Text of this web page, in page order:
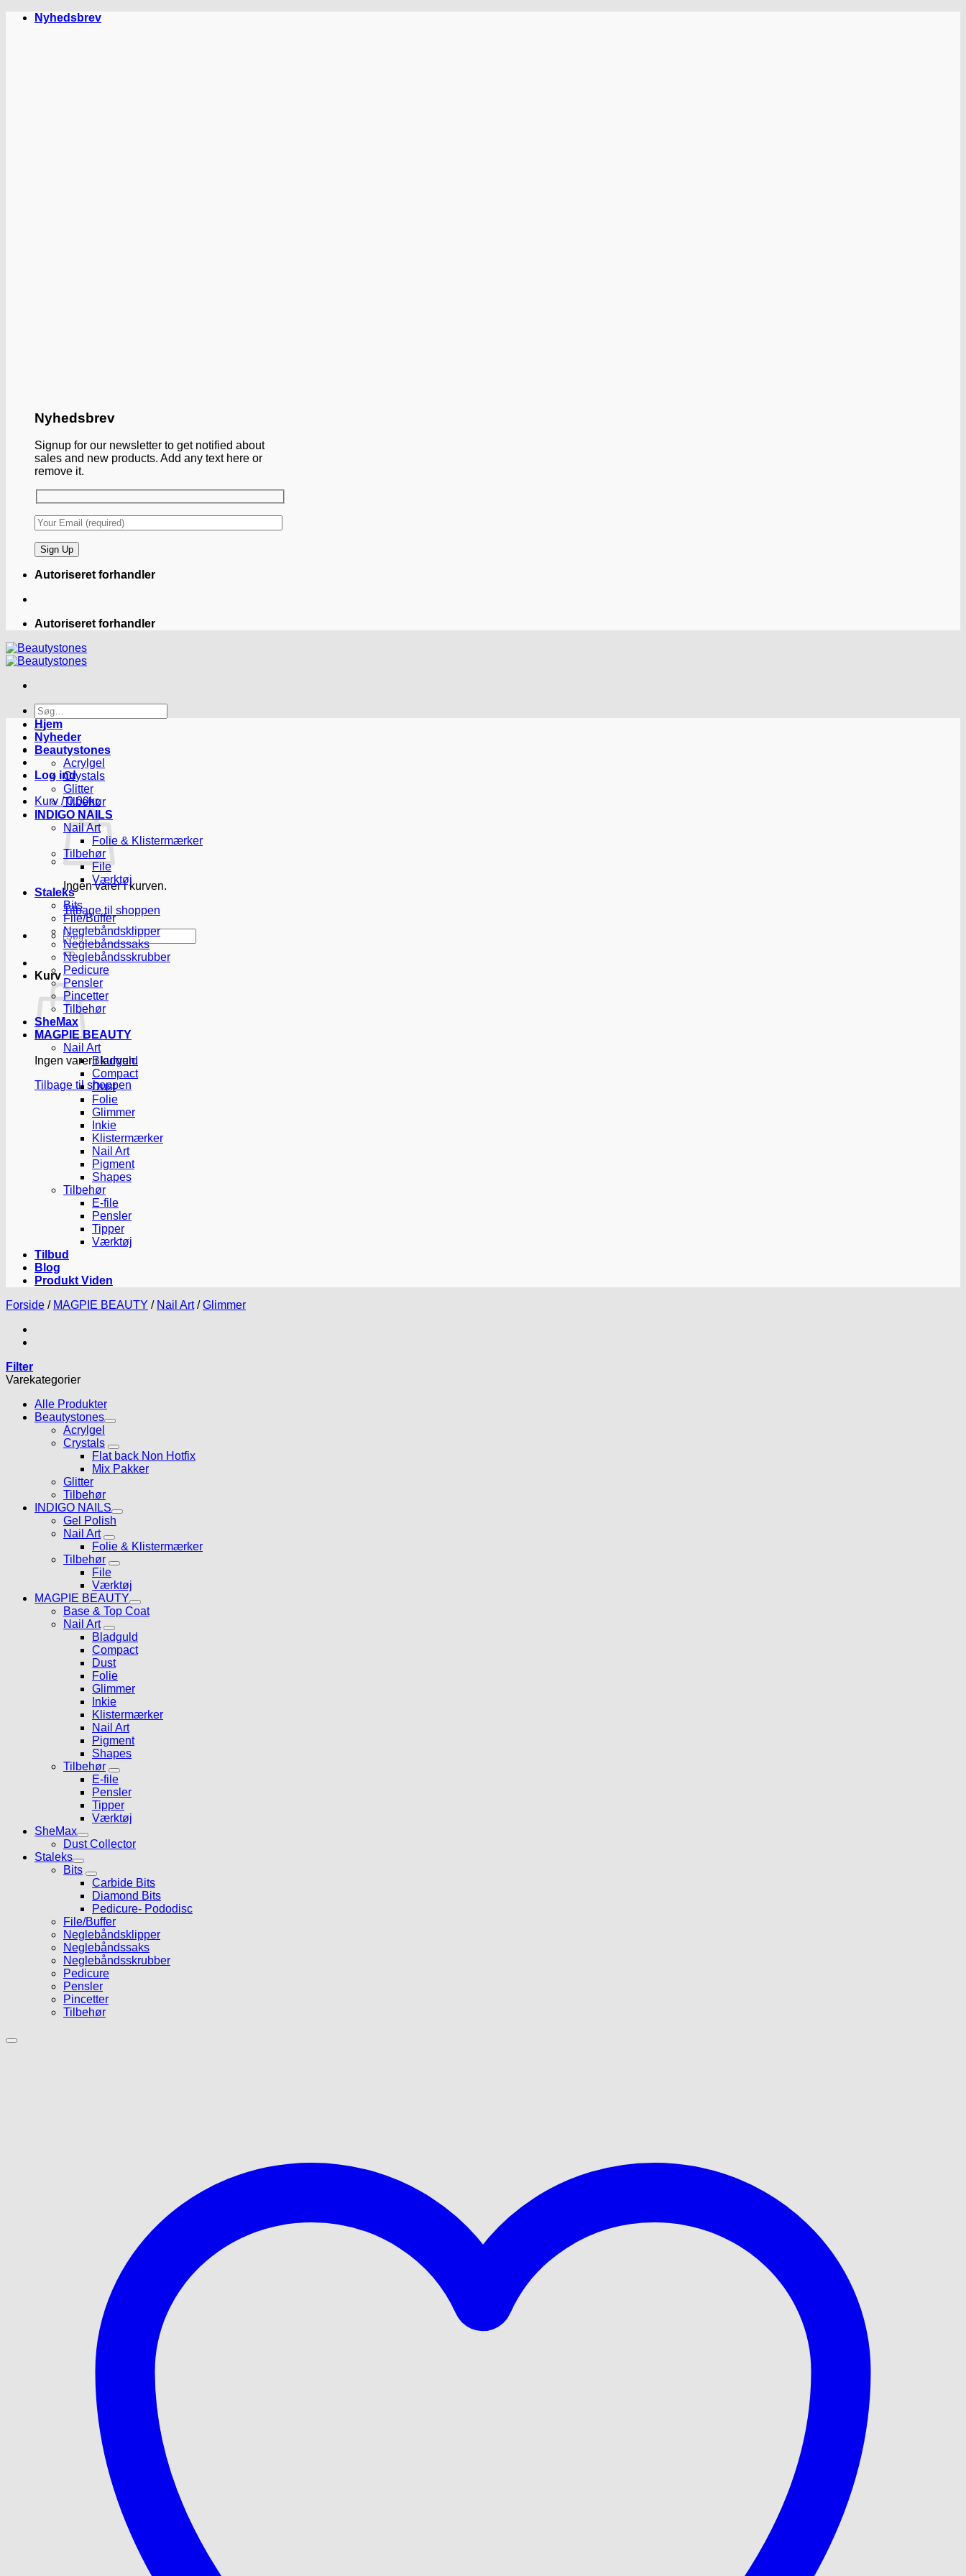
FortsætNyhedsbrev
Nyhedsbrev
Signup for our newsletter to get notified about
sales and new products. Add any text here or
remove it.
Autoriseret forhandler
Autoriseret forhandler
Søg
efter:
Log ind
Kurv /0.00kr.
Ingen varer i kurven.
Tilbage til shoppen
Søg
efter:
Kurv
Ingen varer i kurven.
Tilbage til shoppen
Hjem
Nyheder
Beautystones
Acrylgel
Crystals
Glitter
Tilbehør
INDIGO NAILS
Nail Art
Folie & Klistermærker
Tilbehør
File
Værktøj
Staleks
Bits
File/Buffer
Neglebåndsklipper
Neglebåndssaks
Neglebåndsskrubber
Pedicure
Pensler
Pincetter
Tilbehør
SheMax
MAGPIE BEAUTY
Nail Art
Bladguld
Compact
Dust
Folie
Glimmer
Inkie
Klistermærker
Nail Art
Pigment
Shapes
Tilbehør
E-file
Pensler
Tipper
Værktøj
Tilbud
Blog
Produkt Viden
Forside / MAGPIE BEAUTY / Nail Art / Glimmer
Filter
Varekategorier
Alle Produkter
Beautystones
Acrylgel
Crystals
Flat back Non Hotfix
Mix Pakker
Glitter
Tilbehør
INDIGO NAILS
Gel Polish
Nail Art
Folie & Klistermærker
Tilbehør
File
Værktøj
MAGPIE BEAUTY
Base & Top Coat
Nail Art
Bladguld
Compact
Dust
Folie
Glimmer
Inkie
Klistermærker
Nail Art
Pigment
Shapes
Tilbehør
E-file
Pensler
Tipper
Værktøj
SheMax
Dust Collector
Staleks
Bits
Carbide Bits
Diamond Bits
Pedicure- Pododisc
File/Buffer
Neglebåndsklipper
Neglebåndssaks
Neglebåndsskrubber
Pedicure
Pensler
Pincetter
Tilbehør